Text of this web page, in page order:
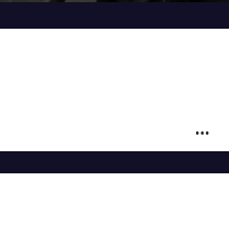
del sur de Santa Fe
exportaciones